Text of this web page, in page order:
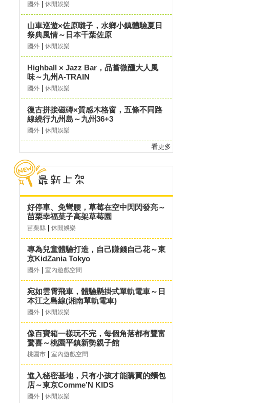
國外 休閒娛樂
山車巡遊×佐原囃子，水鄉小鎮體驗夏日
祭典風情～日本千葉佐原
國外 休閒娛樂
Highball × Jazz Bar，品嘗微醺大人風
味～九州A-TRAIN
國外 休閒娛樂
復古拼接磁磚×質感木格窗，五條不同路
線繞行九州島～九州36+3
國外 休閒娛樂
看更多
好停車、免彎腰，草莓在空中閃閃發亮～
苗栗幸福菓子高架草莓園
苗栗縣 休閒娛樂
專為兒童體驗打造，自己賺錢自己花～東
京KidZania Tokyo
國外 室內遊戲空間
宛如雲霄飛車，體驗懸掛式單軌電車～日
本江之島線(湘南單軌電車)
國外 休閒娛樂
像百寶箱一樣玩不完，每個角落都有豐富
驚喜～桃園平鎮新勢親子館
桃園市 室內遊戲空間
進入秘密基地，只有小孩才能購買的麵包
店～東京Comme’N KIDS
國外 休閒娛樂